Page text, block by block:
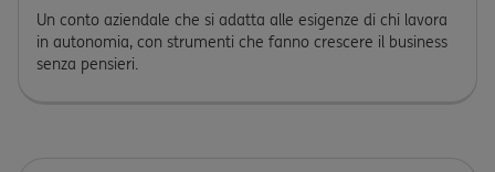
Un conto aziendale che si adatta alle esigenze di chi lavora
in autonomia, con strumenti che fanno crescere il business
senza pensieri.